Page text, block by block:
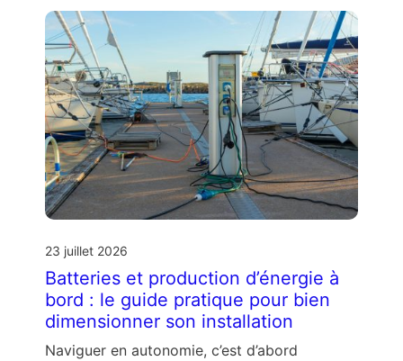
23 juillet 2026
Batteries et production d’énergie à
bord : le guide pratique pour bien
dimensionner son installation
Naviguer en autonomie, c’est d’abord